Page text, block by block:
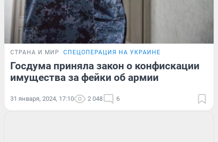
СТРАНА И МИР СПЕЦОПЕРАЦИЯ НА УКРАИНЕ
Госдума приняла закон о конфискации
имущества за фейки об армии
31 января, 2024, 17:10 2 048 6